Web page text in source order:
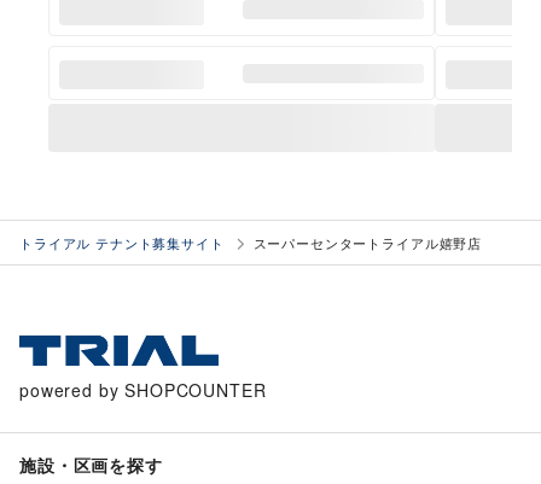
トライアル テナント募集サイト スーパーセンタートライアル嬉野店
powered by SHOPCOUNTER
施設・区画を探す